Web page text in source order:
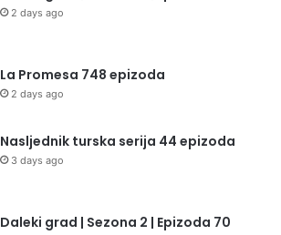
2 days ago
La Promesa 748 epizoda
2 days ago
Nasljednik turska serija 44 epizoda
3 days ago
Daleki grad | Sezona 2 | Epizoda 70